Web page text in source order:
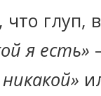
глуп,
я есть»